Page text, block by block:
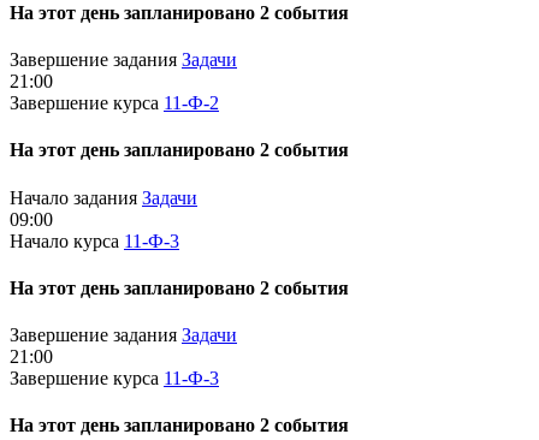
На этот день запланировано 2 события
Завершение задания Задачи
21:00
Завершение курса 11-Ф-2
На этот день запланировано 2 события
Начало задания Задачи
09:00
Начало курса 11-Ф-3
На этот день запланировано 2 события
Завершение задания Задачи
21:00
Завершение курса 11-Ф-3
На этот день запланировано 2 события